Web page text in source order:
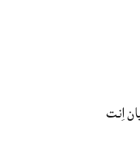
اِنت